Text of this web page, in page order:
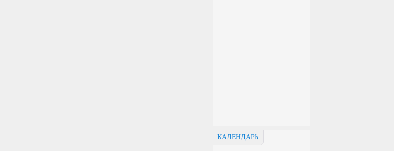
КАЛЕНДАРЬ